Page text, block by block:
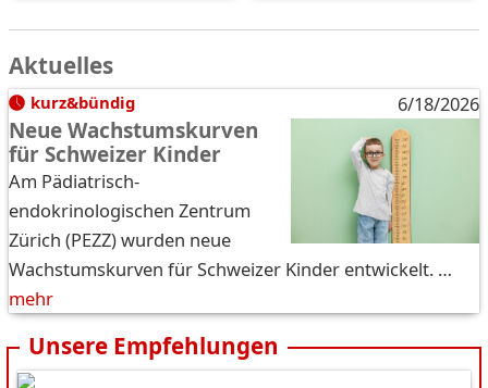
Aktuelles
kurz&bündig 6/18/2026
Neue Wachstumskurven
für Schweizer Kinder
Am Pädiatrisch-
endokrinologischen Zentrum
Zürich (PEZZ) wurden neue
Wachstumskurven für Schweizer Kinder entwickelt. …
mehr
Unsere Empfehlungen